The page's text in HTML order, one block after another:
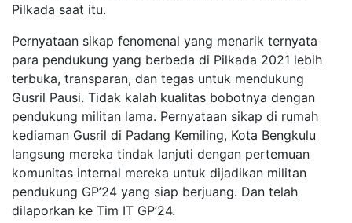
Pilkada saat itu.
Pernyataan sikap fenomenal yang menarik ternyata
para pendukung yang berbeda di Pilkada 2021 lebih
terbuka, transparan, dan tegas untuk mendukung
Gusril Pausi. Tidak kalah kualitas bobotnya dengan
pendukung militan lama. Pernyataan sikap di rumah
kediaman Gusril di Padang Kemiling, Kota Bengkulu
langsung mereka tindak lanjuti dengan pertemuan
komunitas internal mereka untuk dijadikan militan
pendukung GP’24 yang siap berjuang. Dan telah
dilaporkan ke Tim IT GP’24.